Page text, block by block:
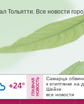
Тольятти. Все новости
+24°
Самарца
к египтянке на
Шейхе
все новости